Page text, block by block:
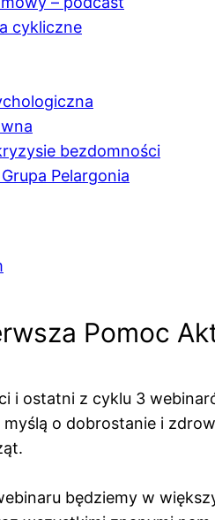
cykliczne
bezdomności
Pelargonia
Pomoc
i ostatni z cyklu 3
o dobrostanie i
będziemy w